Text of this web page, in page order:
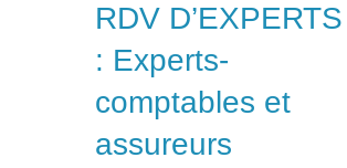
RDV D’EXPERTS
: Experts-
comptables et
assureurs